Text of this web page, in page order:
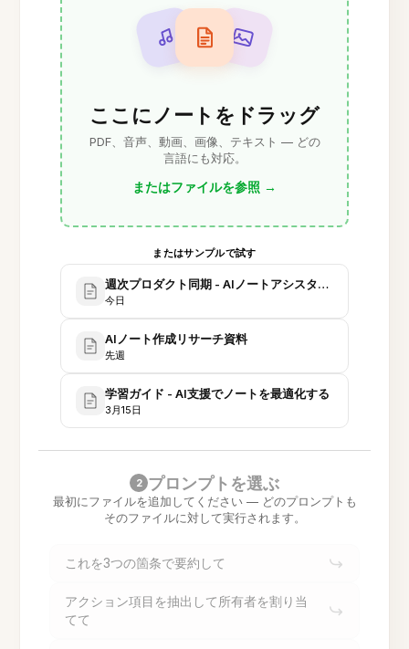
ここにノートをドラッグ
PDF、音声、動画、画像、テキスト — どの
言語にも対応。
またはファイルを参照 →
またはサンプルで試す
週次プロダクト同期 - AIノートアシスタント
今日
AIノート作成リサーチ資料
先週
学習ガイド - AI支援でノートを最適化する
3月15日
2 プロンプトを選ぶ
最初にファイルを追加してください — どのプロンプトも
そのファイルに対して実行されます。
これを3つの箇条で要約して
アクション項目を抽出して所有者を割り当
てて